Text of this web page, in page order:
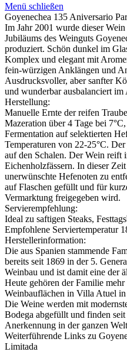
Menü schließen
Goyenechea 135 Aniversario
Im Jahr 2001 wurde dieser
Jubiläums des Weinguts
produziert. Schön dunkel im
Komplex und elegant mit
fein-würzigen Anklängen und
Ausdrucksvoller, aber sanfter
und wunderbar ausbalanciert im
Herstellung:
Manuelle Ernte der reifen
Mazeration über 4 Tage bei
Fermentation auf selektierten
Temperaturen von 22-25°C.
auf den Schalen. Der Wein reift
Eichenholzfässern. In dieser
unerwünschte Hefenoten zu
auf Flaschen gefüllt und für
Vermarktung freigegeben wird.
Servierempfehlung:
Ideal zu saftigen Steaks,
Empfohlene Serviertemperatur
Herstellerinformation:
Die aus Spanien stammende
bereits seit 1869 in der 5.
Weinbau und ist damit eine der
Heute gehören der Familie
Weinbauflächen in Villa Atuel
Die Weine werden mit
Bodega abgefüllt und finden
Anerkennung in der ganzen
Weiterführende Links zu
Limitada